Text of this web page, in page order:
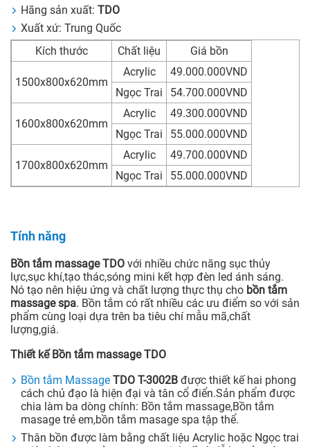
Hãng sản xuất: TDO
Xuất xứ: Trung Quốc
Kích thước
Chất liệu Giá bồn
1500x800x620mm
Acrylic
49.000.000VND
Ngọc Trai
54.700.000VND
1600x800x620mm
Acrylic
49.300.000VND
Ngọc Trai
55.000.000VND
1700x800x620mm
Acrylic
49.700.000VND
Ngọc Trai
55.000.000VND
Tính năng
Bồn tắm massage TDO với nhiều chức năng sục thủy
lực,sục khí,tạo thác,sóng mini kết hợp đèn led ánh sáng.
Nó tạo nên hiệu ứng và chất lượng thực thụ cho bồn tắm
massage spa. Bồn tắm có rất nhiều các ưu điểm so với sản
phẩm cùng loại dựa trên ba tiêu chí mẫu mã,chất
lượng,giá.
Thiết kế Bồn tắm massage TDO
Bồn tắm Massage TDO T-3002B được thiết kế hai phong
cách chủ đạo là hiện đại và tân cổ điển.Sản phẩm được
chia làm ba dòng chính: Bồn tắm massage,Bồn tắm
masage trẻ em,bồn tắm masage spa tập thể.
Thân bồn được làm bằng chất liệu Acrylic hoặc Ngọc trai